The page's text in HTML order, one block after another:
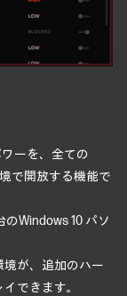
ーを、全ての
で開放する機能で
Windows 10 パソ
が、追加のハー
できます。